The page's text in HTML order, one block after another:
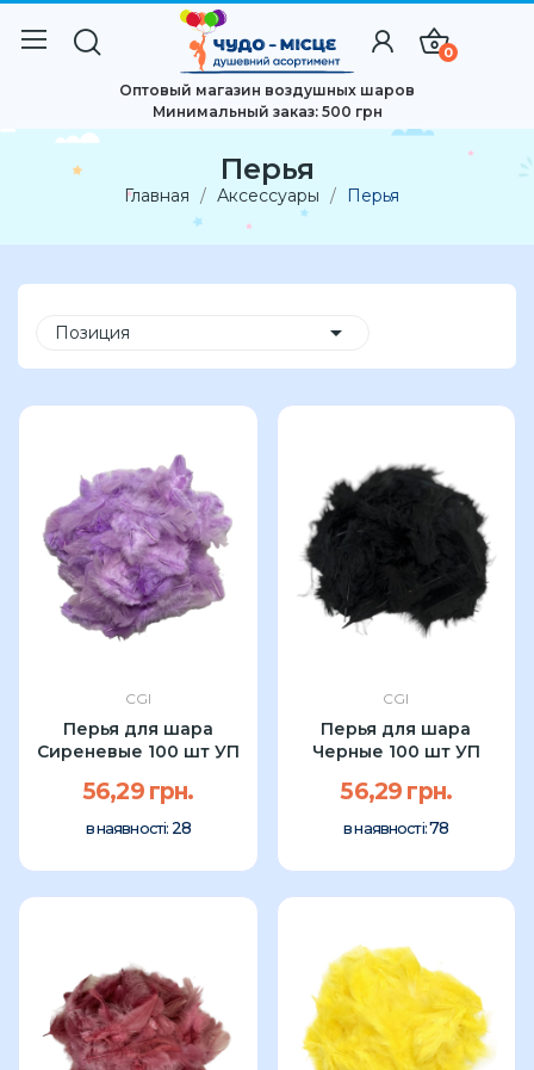
0
Оптовый магазин воздушных шаров
Минимальный заказ: 500 грн
Перья
Главная Аксессуары Перья
Позиция 
CGI
Перья для шара
Сиреневые 100 шт УП
56,29 грн.
в наявності: 28
CGI
Перья для шара
Черные 100 шт УП
56,29 грн.
в наявності:78